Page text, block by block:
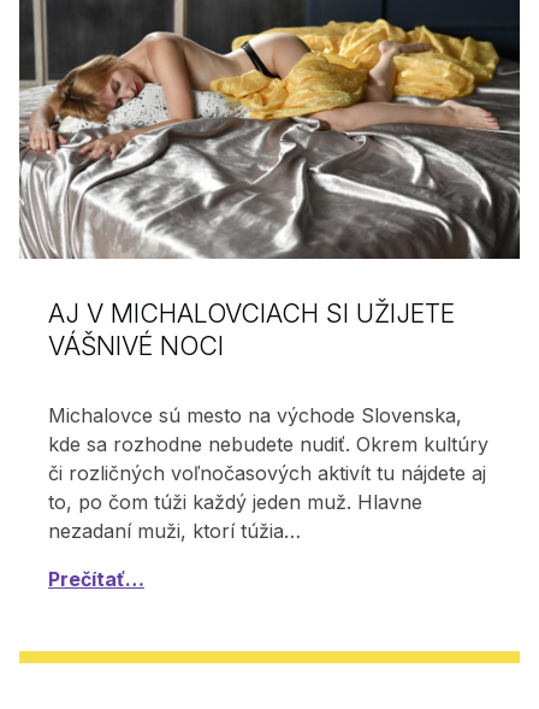
AJ V MICHALOVCIACH SI UŽIJETE
VÁŠNIVÉ NOCI
Michalovce sú mesto na východe Slovenska,
kde sa rozhodne nebudete nudiť. Okrem kultúry
či rozličných voľnočasových aktivít tu nájdete aj
to, po čom túži každý jeden muž. Hlavne
nezadaní muži, ktorí túžia…
Prečítať…